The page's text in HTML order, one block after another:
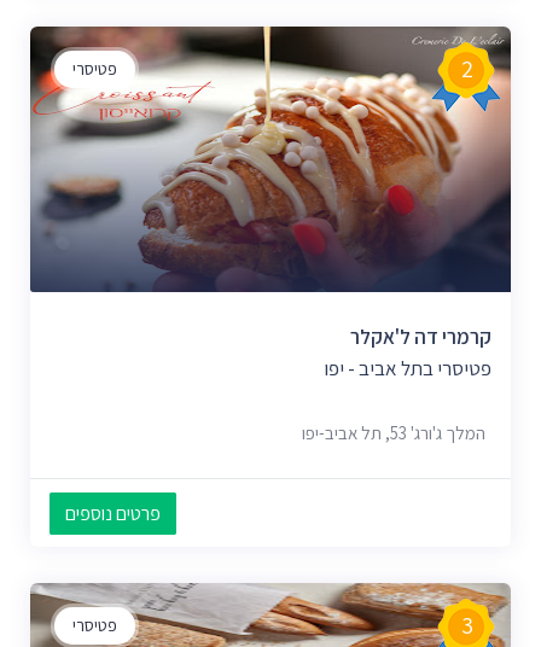
פטיסרי 2
קרמרי דה ל'אקלר
פטיסרי בתל אביב - יפו
המלך ג'ורג' 53, תל אביב-יפו
פרטים נוספים
פטיסרי 3